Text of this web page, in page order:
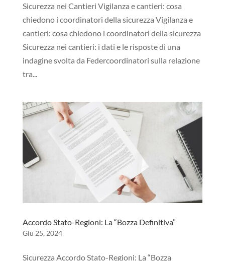
Sicurezza nei Cantieri Vigilanza e cantieri: cosa
chiedono i coordinatori della sicurezza​ Vigilanza e
cantieri: cosa chiedono i coordinatori della sicurezza
Sicurezza nei cantieri: i dati e le risposte di una
indagine svolta da Federcoordinatori sulla relazione
tra...
Accordo Stato-Regioni: La “Bozza Definitiva”
Giu 25, 2024
Sicurezza Accordo Stato-Regioni: La “Bozza